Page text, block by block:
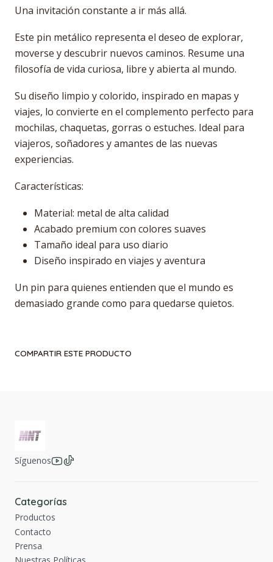
Una invitación constante a ir más allá.
Este pin metálico representa el deseo de explorar,
moverse y descubrir nuevos caminos. Resume una
filosofía de vida curiosa, libre y abierta al mundo.
Su diseño limpio y colorido, inspirado en mapas y
viajes, lo convierte en el complemento perfecto para
mochilas, chaquetas, gorras o estuches. Ideal para
viajeros, soñadores y amantes de las nuevas
experiencias.
Características:
Material: metal de alta calidad
Acabado premium con colores suaves
Tamaño ideal para uso diario
Diseño inspirado en viajes y aventura
Un pin para quienes entienden que el mundo es
demasiado grande como para quedarse quietos.
COMPARTIR ESTE PRODUCTO
Síguenos
Categorías
Productos
Contacto
Prensa